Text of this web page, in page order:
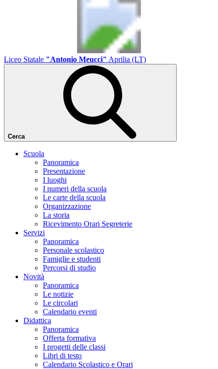
Liceo Statale "Antonio Meucci" Aprilia (LT)
Cerca
Scuola
Panoramica
Presentazione
I luoghi
I numeri della scuola
Le carte della scuola
Organizzazione
La storia
Ricevimento Orari Segreterie
Servizi
Panoramica
Personale scolastico
Famiglie e studenti
Percorsi di studio
Novità
Panoramica
Le notizie
Le circolari
Calendario eventi
Didattica
Panoramica
Offerta formativa
I progetti delle classi
Libri di testo
Calendario Scolastico e Orari